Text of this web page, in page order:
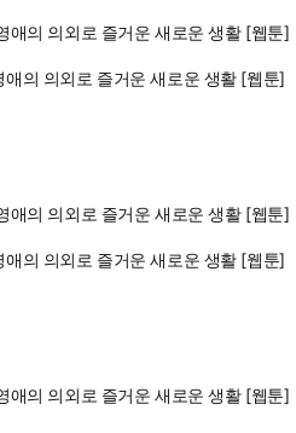
애의 의외로 즐거운 새로운 생활 [웹툰]
의 의외로 즐거운 새로운 생활 [웹툰]
애의 의외로 즐거운 새로운 생활 [웹툰]
의 의외로 즐거운 새로운 생활 [웹툰]
애의 의외로 즐거운 새로운 생활 [웹툰]